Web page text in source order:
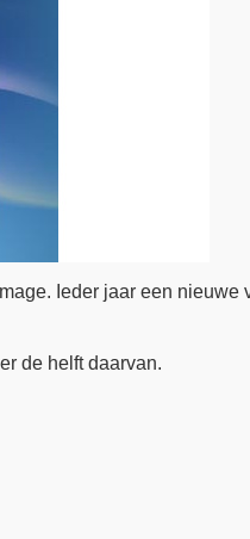
Ieder jaar een nieuwe
de helft daarvan.